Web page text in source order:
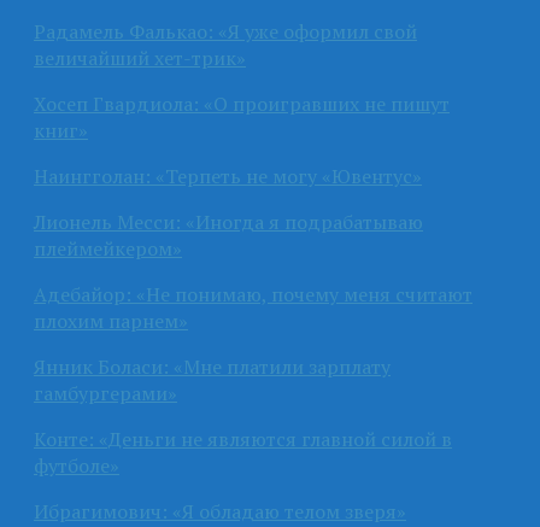
Радамель Фалькао: «Я уже оформил свой
величайший хет-трик»
Хосеп Гвардиола: «О проигравших не пишут
книг»
Наингголан: «Терпеть не могу «Ювентус»
Лионель Месси: «Иногда я подрабатываю
плеймейкером»
Адебайор: «Не понимаю, почему меня считают
плохим парнем»
Янник Боласи: «Мне платили зарплату
гамбургерами»
Конте: «Деньги не являются главной силой в
футболе»
Ибрагимович: «Я обладаю телом зверя»